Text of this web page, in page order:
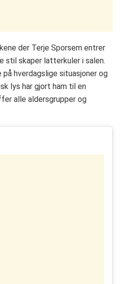
der Terje Sporsem entrer
stil skaper latterkuler i salen.
på hverdagslige situasjoner og
lys har gjort ham til en
alle aldersgrupper og